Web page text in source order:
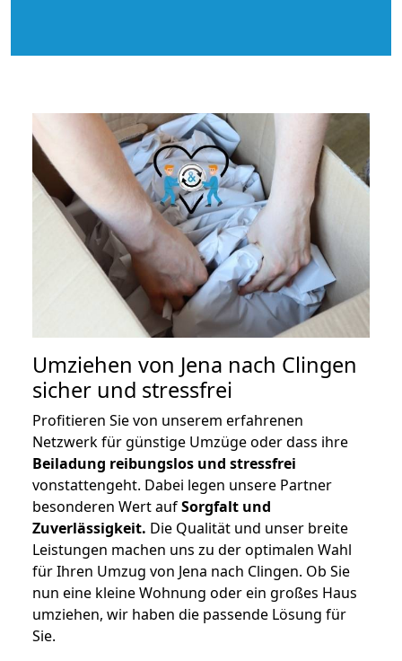
Umziehen von Jena nach Clingen
sicher und stressfrei
Profitieren Sie von unserem erfahrenen
Netzwerk für günstige Umzüge oder dass ihre
Beiladung reibungslos und stressfrei
vonstattengeht. Dabei legen unsere Partner
besonderen Wert aufSorgfalt und
Zuverlässigkeit. Die Qualität und unser breite
Leistungen machen uns zu der optimalen Wahl
für Ihren Umzug von Jena nach Clingen. Ob Sie
nun eine kleine Wohnung oder ein großes Haus
umziehen, wir haben die passende Lösung für
Sie.